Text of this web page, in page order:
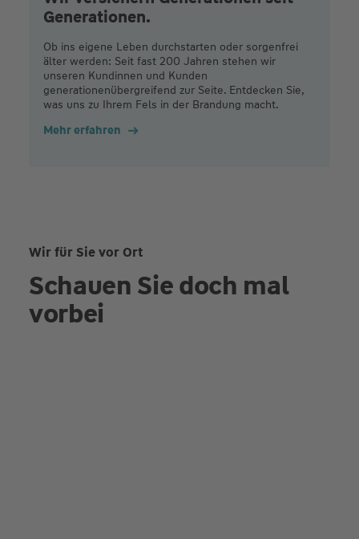
Generationen.
Ob ins eigene Leben durchstarten oder sorgenfrei
älter werden: Seit fast 200 Jahren stehen wir
unseren Kundinnen und Kunden
generationenübergreifend zur Seite. Entdecken Sie,
was uns zu Ihrem Fels in der Brandung macht.
Mehr erfahren
Wir für Sie vor Ort
Schauen Sie doch mal
vorbei